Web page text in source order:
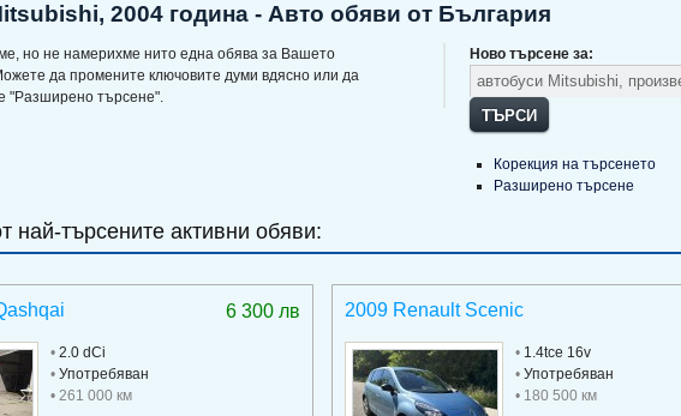
2004 година - Авто обяви от България
но не намерихме нито една обява за Вашето
да промените ключовите думи вдясно или да
"Разширено търсене".
Ново търсене за:
ТЪРСИ
Корекция на търсенето
Разширено търсене
най-търсените активни обяви:
6 300 лв
• 2.0 dCi
• Употребяван
• 261 000 км
2009 Renault Scenic
•1.4tce 16v
•Употребяван
• 180 500 км